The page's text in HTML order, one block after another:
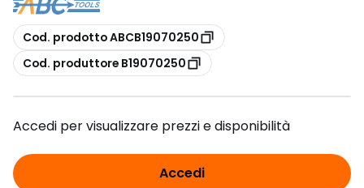
copia
Cod. prodotto ABCB19070250
copia
Cod. produttore B19070250
Accedi per visualizzare prezzi e disponibilità
Accedi